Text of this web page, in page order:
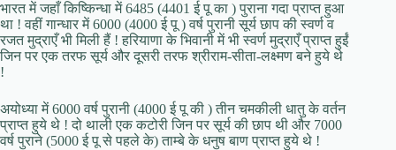
भारत में जहाँ किष्किन्धा में 6485 (4401 ई पू का ) पुराना गदा प्राप्त हुआ
था ! वहीं गान्धार में 6000 (4000 ई पू ) वर्ष पुरानी सूर्य छाप की स्वर्ण व
रजत मुद्राएँ भी मिली हैं ! हरियाणा के भिवानी में भी स्वर्ण मुद्राएँ प्राप्त हुईं
जिन पर एक तरफ सूर्य और दूसरी तरफ श्रीराम-सीता-लक्ष्मण बने हुये थे
!
अयोध्या में 6000 वर्ष पुरानी (4000 ई पू की ) तीन चमकीली धातु के वर्तन
प्राप्त हुये थे ! दो थाली एक कटोरी जिन पर सूर्य की छाप थी और 7000
वर्ष पुराने (5000 ई पू से पहले के) ताम्बे के धनुष बाण प्राप्त हुये थे !